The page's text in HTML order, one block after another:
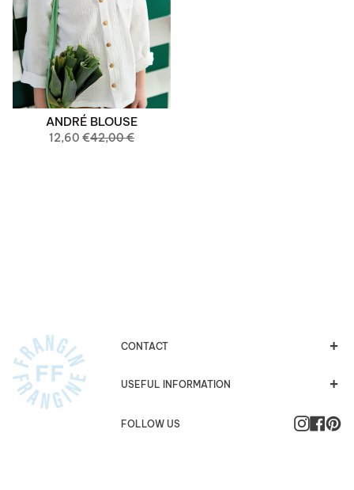
ANDRÉ BLOUSE
12,60 €42,00 €
CONTACT
USEFUL INFORMATION
FOLLOW US Instagram